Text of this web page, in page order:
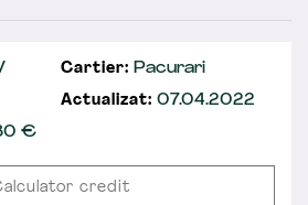
Cartier: Pacurari
Actualizat: 07.04.2022
€
credit